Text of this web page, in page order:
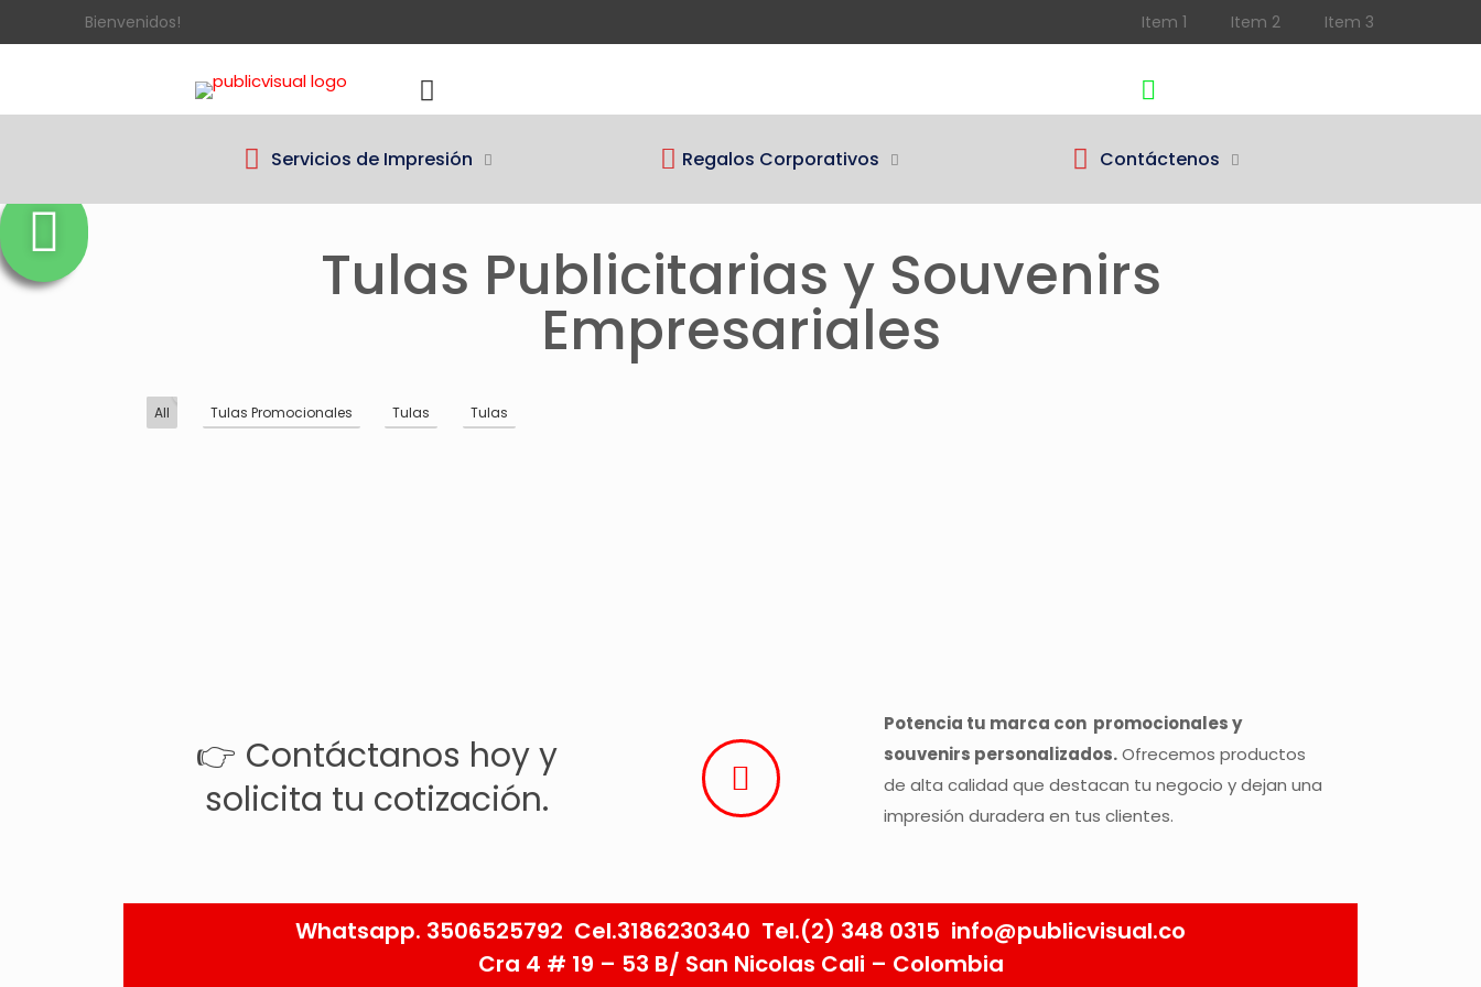
Bienvenidos! Item 1 Item 2 Item 3
Servicios de Impresión Regalos Corporativos Contáctenos
Tulas Publicitarias y Souvenirs
Empresariales
All Tulas Promocionales Tulas Tulas
👉 Contáctanos hoy y
solicita tu cotización.
Potencia tu marca con promocionales y
souvenirs personalizados.Ofrecemos productos
de alta calidad que destacan tu negocio y dejan una
impresión duradera en tus clientes.
Whatsapp. 3506525792 Cel.3186230340 Tel.(2) 348 0315 info@publicvisual.co
Cra 4 # 19 – 53 B/ San Nicolas Cali – Colombia